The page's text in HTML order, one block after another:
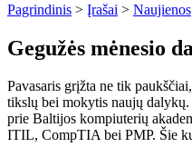
Pagrindinis > Įrašai > Naujienos
Gegužės mėnesio
Pavasaris grįžta ne tik
tikslų bei mokytis naujų
prie Baltijos kompiuterių
ITIL, CompTIA bei PMP. Šie